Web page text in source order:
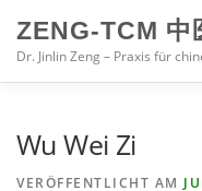
Inhalt
springen
ZENG-TCM 中
Dr. Jinlin Zeng – Praxis für
Wu Wei Zi
VERÖFFENTLICHT AM